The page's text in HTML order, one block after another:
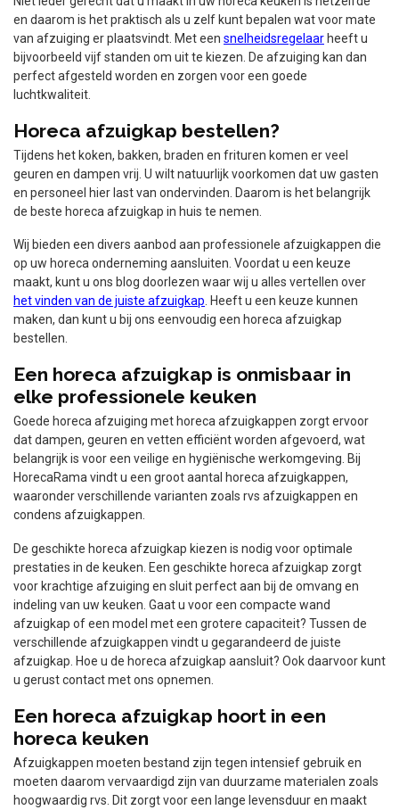
en daarom is het praktisch als u zelf kunt bepalen wat voor mate
van afzuiging er plaatsvindt. Met een snelheidsregelaar heeft u
bijvoorbeeld vijf standen om uit te kiezen. De afzuiging kan dan
perfect afgesteld worden en zorgen voor een goede
luchtkwaliteit.
Horeca afzuigkap bestellen?
Tijdens het koken, bakken, braden en frituren komen er veel
geuren en dampen vrij. U wilt natuurlijk voorkomen dat uw gasten
en personeel hier last van ondervinden. Daarom is het belangrijk
de beste horeca afzuigkap in huis te nemen.
Wij bieden een divers aanbod aan professionele afzuigkappen die
op uw horeca onderneming aansluiten. Voordat u een keuze
maakt, kunt u ons blog doorlezen waar wij u alles vertellen over
het vinden van de juiste afzuigkap. Heeft u een keuze kunnen
maken, dan kunt u bij ons eenvoudig een horeca afzuigkap
bestellen.
Een horeca afzuigkap is onmisbaar in
elke professionele keuken
Goede horeca afzuiging met horeca afzuigkappen zorgt ervoor
dat dampen, geuren en vetten efficiënt worden afgevoerd, wat
belangrijk is voor een veilige en hygiënische werkomgeving. Bij
HorecaRama vindt u een groot aantal horeca afzuigkappen,
waaronder verschillende varianten zoals rvs afzuigkappen en
condens afzuigkappen.
De geschikte horeca afzuigkap kiezen is nodig voor optimale
prestaties in de keuken. Een geschikte horeca afzuigkap zorgt
voor krachtige afzuiging en sluit perfect aan bij de omvang en
indeling van uw keuken. Gaat u voor een compacte wand
afzuigkap of een model met een grotere capaciteit? Tussen de
verschillende afzuigkappen vindt u gegarandeerd de juiste
afzuigkap. Hoe u de horeca afzuigkap aansluit? Ook daarvoor kunt
u gerust contact met ons opnemen.
Een horeca afzuigkap hoort in een
horeca keuken
Afzuigkappen moeten bestand zijn tegen intensief gebruik en
moeten daarom vervaardigd zijn van duurzame materialen zoals
hoogwaardig rvs. Dit zorgt voor een lange levensduur en maakt